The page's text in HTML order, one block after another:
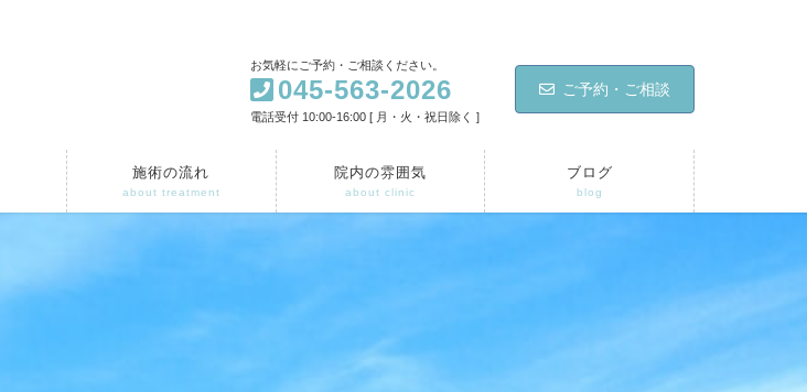
お気軽にご予約・ご相談ください。
045-563-2026
電話受付 10:00-16:00 [ 月・火・祝日除く ]
ご予約・ご相談
施術の流れ
about treatment
院内の雰囲気
about clinic
ブログ
blog